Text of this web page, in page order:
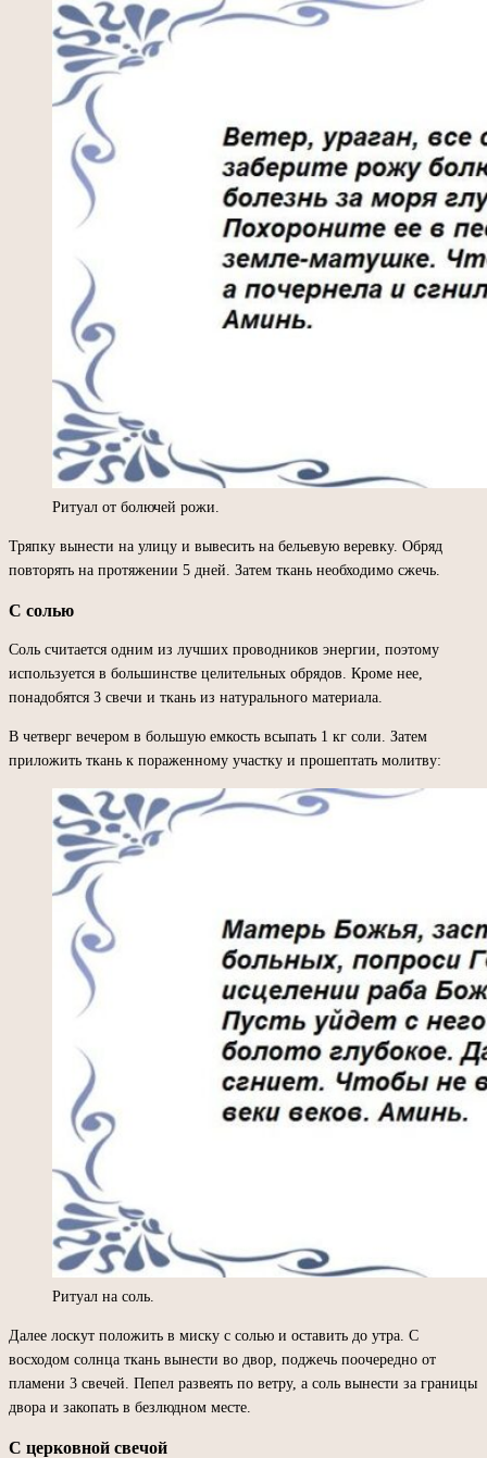
Ритуал от болючей рожи.
Тряпку вынести на улицу и вывесить на бельевую веревку. Обряд
повторять на протяжении 5 дней. Затем ткань необходимо сжечь.
С солью
Соль считается одним из лучших проводников энергии, поэтому
используется в большинстве целительных обрядов. Кроме нее,
понадобятся 3 свечи и ткань из натурального материала.
В четверг вечером в большую емкость всыпать 1 кг соли. Затем
приложить ткань к пораженному участку и прошептать молитву:
Ритуал на соль.
Далее лоскут положить в миску с солью и оставить до утра. С
восходом солнца ткань вынести во двор, поджечь поочередно от
пламени 3 свечей. Пепел развеять по ветру, а соль вынести за границы
двора и закопать в безлюдном месте.
С церковной свечой